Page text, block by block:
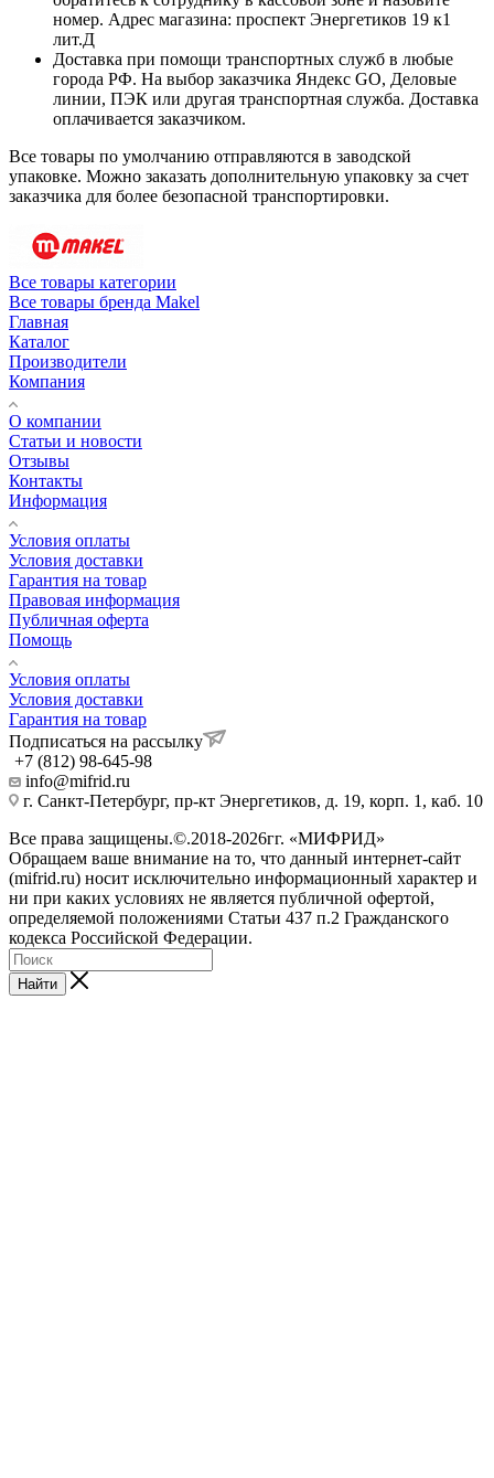
номер. Адрес магазина: проспект Энергетиков 19 к1
лит.Д
Доставка при помощи транспортных служб в любые
города РФ. На выбор заказчика Яндекс GO, Деловые
линии, ПЭК или другая транспортная служба. Доставка
оплачивается заказчиком.
Все товары по умолчанию отправляются в заводской
упаковке. Можно заказать дополнительную упаковку за счет
заказчика для более безопасной транспортировки.
Все товары категории
Все товары бренда Makel
Главная
Каталог
Производители
Компания
О компании
Статьи и новости
Отзывы
Контакты
Информация
Условия оплаты
Условия доставки
Гарантия на товар
Правовая информация
Публичная оферта
Помощь
Условия оплаты
Условия доставки
Гарантия на товар
Подписаться на рассылку
+7 (812) 98-645-98
info@mifrid.ru
г. Санкт-Петербург, пр-кт Энергетиков, д. 19, корп. 1, каб. 10
Все права защищены.©.2018-2026гг. «МИФРИД»
Обращаем ваше внимание на то, что данный интернет-сайт
(mifrid.ru) носит исключительно информационный характер и
ни при каких условиях не является публичной офертой,
определяемой положениями Статьи 437 п.2 Гражданского
кодекса Российской Федерации.
Найти